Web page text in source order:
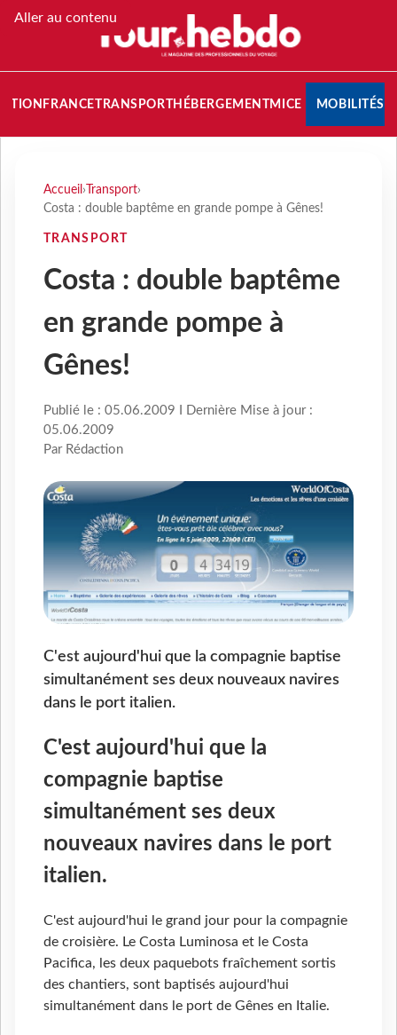
Aller au contenu
FRANCETRANSPORT HÉBERGEMENTMICE MOBILITÉS
Accueil › Transport›
Costa : double baptême en grande pompe à Gênes!
TRANSPORT
Costa : double baptême
en grande pompe à
Gênes!
Publié le : 05.06.2009 I Dernière Mise à jour :
05.06.2009
Par Rédaction
C'est aujourd'hui que la compagnie baptise
simultanément ses deux nouveaux navires
dans le port italien.
C'est aujourd'hui que la
compagnie baptise
simultanément ses deux
nouveaux navires dans le port
italien.
C'est aujourd'hui le grand jour pour la compagnie
de croisière. Le Costa Luminosa et le Costa
Pacifica, les deux paquebots fraîchement sortis
des chantiers, sont baptisés aujourd'hui
simultanément dans le port de Gênes en Italie.